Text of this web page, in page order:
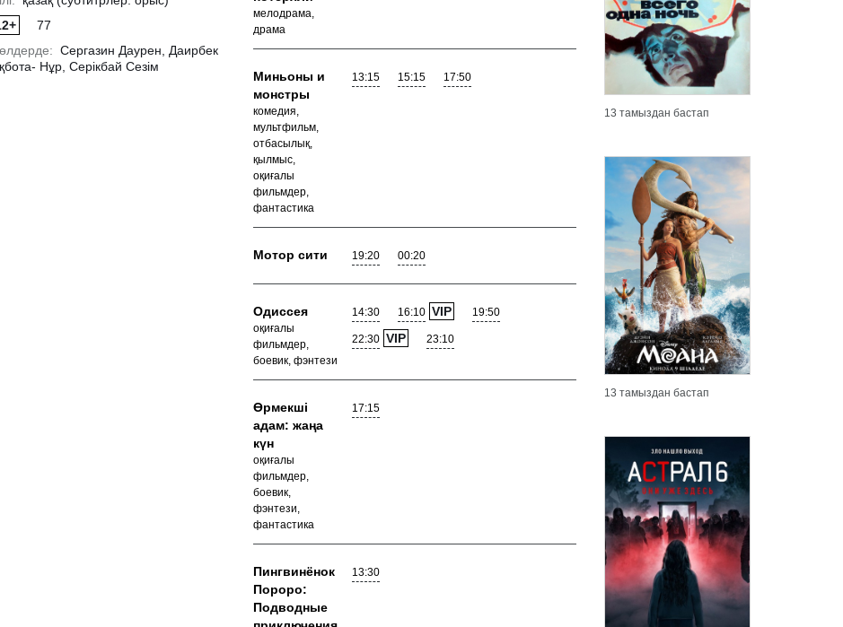
77
Сергазин Даурен, Даирбек
Нұр, Серікбай Сезім
мелодрама,
драма
Миньоны и
монстры
комедия,
мультфильм,
отбасылық,
қылмыс,
оқиғалы
фильмдер,
фантастика
13:15 15:15 17:50
Мотор сити 19:20 00:20
Одиссея
оқиғалы
фильмдер,
боевик, фэнтези
14:30 16:10 VIP 19:50
22:30 VIP 23:10
Өрмекші
адам: жаңа
күн
оқиғалы
фильмдер,
боевик,
фэнтези,
фантастика
17:15
Пингвинёнок
Пороро:
Подводные
13:30
13 тамыздан бастап
13 тамыздан бастап